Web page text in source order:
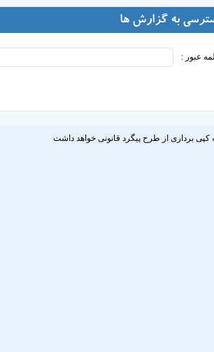
به گزارش ها
عبور :
برداری از طرح پیگرد قانونی خواهد داشت